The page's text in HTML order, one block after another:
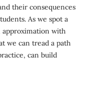
their consequences
As we spot a
approximation with
we can tread a path
can build